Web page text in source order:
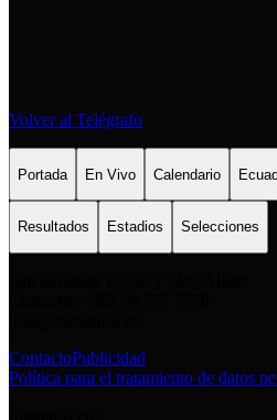
Volver al Telégrafo
Portada En Vivo Calendario
Resultados Estadios Selecciones
ContactoPublicidad
Política para el tratamiento de datos